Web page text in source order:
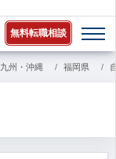
無料転職相談
九州・沖縄 福岡県